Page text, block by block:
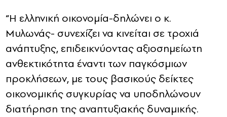
“Η ελληνική οικονομία-δηλώνει ο κ.
Μυλωνάς- συνεχίζει να κινείται σε τροχιά
ανάπτυξης, επιδεικνύοντας αξιοσημείωτη
ανθεκτικότητα έναντι των παγκόσμιων
προκλήσεων, με τους βασικούς δείκτες
οικονομικής συγκυρίας να υποδηλώνουν
διατήρηση της αναπτυξιακής δυναμικής.